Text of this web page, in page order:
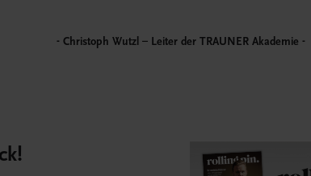
Christoph Wutzl – Leiter der TRAUNER Akademie